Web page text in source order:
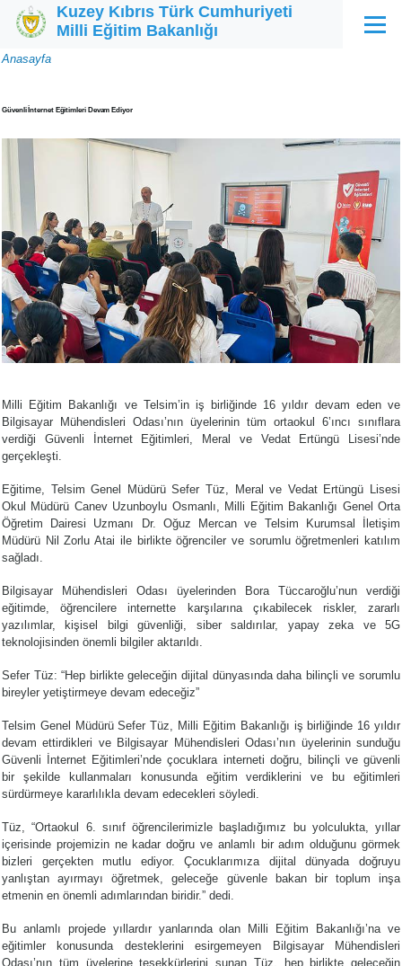
Ana içeriğe atla
Kuzey Kıbrıs Türk Cumhuriyeti
Milli Eğitim Bakanlığı
Menü
Sayfa
Anasayfa
Güvenli İnternet Eğitimleri Devam Ediyor
Milli Eğitim Bakanlığı ve Telsim’in iş birliğinde 16 yıldır devam eden ve
Bilgisayar Mühendisleri Odası’nın üyelerinin tüm ortaokul 6’ıncı sınıflara
verdiği Güvenli İnternet Eğitimleri, Meral ve Vedat Ertüngü Lisesi’nde
gerçekleşti.
Eğitime, Telsim Genel Müdürü Sefer Tüz, Meral ve Vedat Ertüngü Lisesi
Okul Müdürü Canev Uzunboylu Osmanlı, Milli Eğitim Bakanlığı Genel Orta
Öğretim Dairesi Uzmanı Dr. Oğuz Mercan ve Telsim Kurumsal İletişim
Müdürü Nil Zorlu Atai ile birlikte öğrenciler ve sorumlu öğretmenleri katılım
sağladı.
Bilgisayar Mühendisleri Odası üyelerinden Bora Tüccaroğlu’nun verdiği
eğitimde, öğrencilere internette karşılarına çıkabilecek riskler, zararlı
yazılımlar, kişisel bilgi güvenliği, siber saldırılar, yapay zeka ve 5G
teknolojisinden önemli bilgiler aktarıldı.
Sefer Tüz: “Hep birlikte geleceğin dijital dünyasında daha bilinçli ve sorumlu
bireyler yetiştirmeye devam edeceğiz”
Telsim Genel Müdürü Sefer Tüz, Milli Eğitim Bakanlığı iş birliğinde 16 yıldır
devam ettirdikleri ve Bilgisayar Mühendisleri Odası’nın üyelerinin sunduğu
Güvenli İnternet Eğitimleri’nde çocuklara interneti doğru, bilinçli ve güvenli
bir şekilde kullanmaları konusunda eğitim verdiklerini ve bu eğitimleri
sürdürmeye kararlılıkla devam edecekleri söyledi.
Tüz, “Ortaokul 6. sınıf öğrencilerimizle başladığımız bu yolculukta, yıllar
içerisinde projemizin ne kadar doğru ve anlamlı bir adım olduğunu görmek
bizleri gerçekten mutlu ediyor. Çocuklarımıza dijital dünyada doğruyu
yanlıştan ayırmayı öğretmek, geleceğe güvenle bakan bir toplum inşa
etmenin en önemli adımlarından biridir.” dedi.
Bu anlamlı projede yıllardır yanlarında olan Milli Eğitim Bakanlığı’na ve
eğitimler konusunda desteklerini esirgemeyen Bilgisayar Mühendisleri
Odası’nın tüm üyelerine teşekkürlerini sunan Tüz, hep birlikte geleceğin